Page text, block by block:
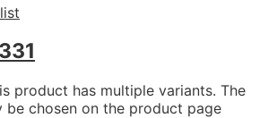
product has multiple variants. The
be chosen on the product page